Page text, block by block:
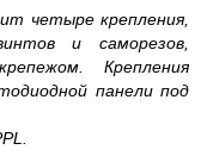
четыре крепления,
и саморезов,
Крепления
панели под